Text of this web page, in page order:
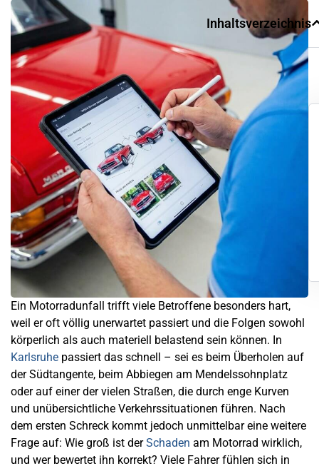
Ein Motorradunfall trifft viele Betroffene besonders hart,
weil er oft völlig unerwartet passiert und die Folgen sowohl
körperlich als auch materiell belastend sein können. In
Karlsruhe passiert das schnell – sei es beim Überholen auf
der Südtangente, beim Abbiegen am Mendelssohnplatz
oder auf einer der vielen Straßen, die durch enge Kurven
und unübersichtliche Verkehrssituationen führen. Nach
dem ersten Schreck kommt jedoch unmittelbar eine weitere
Frage auf: Wie groß ist derSchaden am Motorrad wirklich,
und wer bewertet ihn korrekt? Viele Fahrer fühlen sich in
Inhaltsverzeichnis